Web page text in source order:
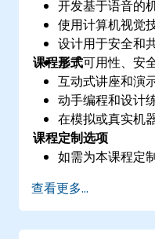
开发基于语音的
使用计算机视觉
设计用于安全和
基于可用性、安
课程形式
互动式讲座和演示
动手编程和设计练
在模拟或真实机
课程定制选项
如需为本课程定
查看更多...